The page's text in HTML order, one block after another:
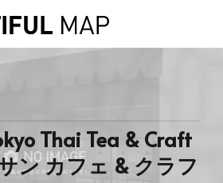
Thai Tea & Craft
ン カフェ & クラフ